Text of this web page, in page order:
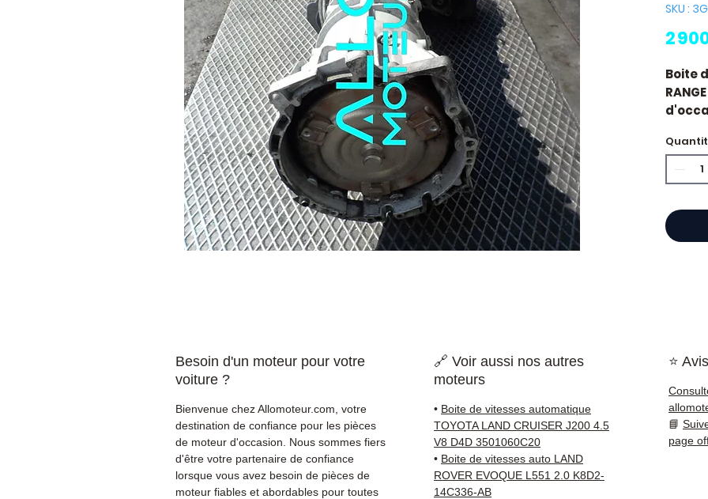
SKU :
2
Boite
sur
Besoin d'un moteur pour votre
voiture ?
Bienvenue chez Allomoteur.com, votre
destination de confiance pour les pièces
de moteur d'occasion. Nous sommes fiers
d'être votre partenaire de confiance
lorsque vous avez besoin de pièces de
moteur fiables et abordables pour toutes
🔗 Voir aussi nos autres
moteurs
• Boite de vitesses automatique
TOYOTA LAND CRUISER J200 4.5
V8 D4D 3501060C20
• Boite de vitesses auto LAND
ROVER EVOQUE L551 2.0 K8D2-
14C336-AB
⭐
📘
page